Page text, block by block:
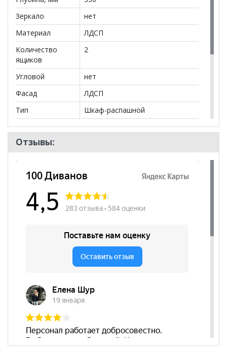
Зеркало
нет
Материал
ЛДСП
Количество
ящиков
2
Угловой
нет
Фасад
ЛДСП
Тип
Шкаф-распашной
Количество
дверей
3
Бренд
Ивару
Стиль
Пол
Отзывы: